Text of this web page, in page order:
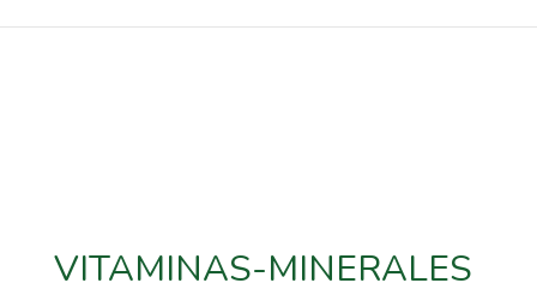
VITAMINAS-MINERALES